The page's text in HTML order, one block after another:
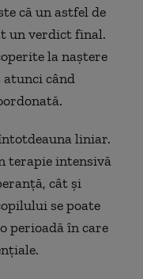
că un astfel de
un verdict final.
la naștere
atunci când
liniar.
terapie intensivă
cât și
se poate
perioadă în care